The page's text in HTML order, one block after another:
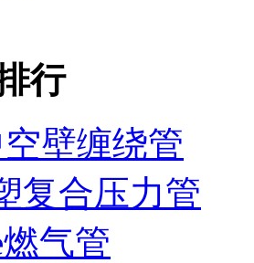
行
壁缠绕管
复合压力管
气管